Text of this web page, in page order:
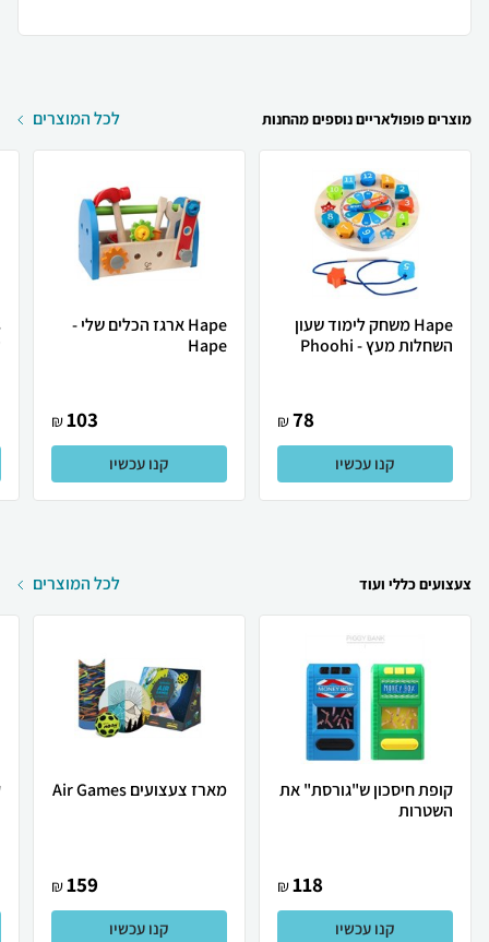
מוצרים פופולאריים נוספים מהחנות לכל המוצרים
Hape משחק לימוד שעון
השחלות מעץ - Phoohi
78
₪
קנו עכשיו
Hape ארגז הכלים שלי -
Hape
103
₪
קנו עכשיו
צעצועים כללי ועוד לכל המוצרים
קופת חיסכון ש"גורסת" את
השטרות
118
₪
קנו עכשיו
מארז צעצועים Air Games
159
₪
קנו עכשיו